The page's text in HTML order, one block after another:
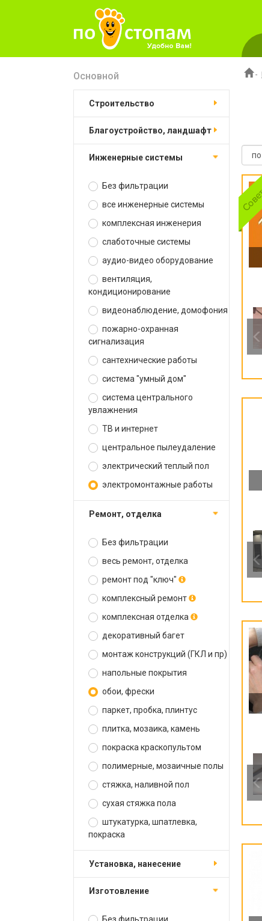
Основной
строительство
благоустройство, ландшафт
инженерные системы
Без фильтрации
все инженерные системы
комплексная инженерия
слаботочные системы
аудио-видео оборудование
вентиляция,
кондиционирование
видеонаблюдение, домофония
пожарно-охранная
сигнализация
сантехнические работы
система "умный дом"
система центрального
увлажнения
ТВ и интернет
центральное пылеудаление
электрический теплый пол
электромонтажные работы
ремонт, отделка
Без фильтрации
весь ремонт, отделка
ремонт под "ключ"
комплексный ремонт
комплексная отделка
декоративный багет
монтаж конструкций (ГКЛ и пр)
напольные покрытия
обои, фрески
паркет, пробка, плинтус
плитка, мозаика, камень
покраска краскопультом
полимерные, мозаичные полы
стяжка, наливной пол
сухая стяжка пола
штукатурка, шпатлевка,
покраска
установка, нанесение
изготовление
-